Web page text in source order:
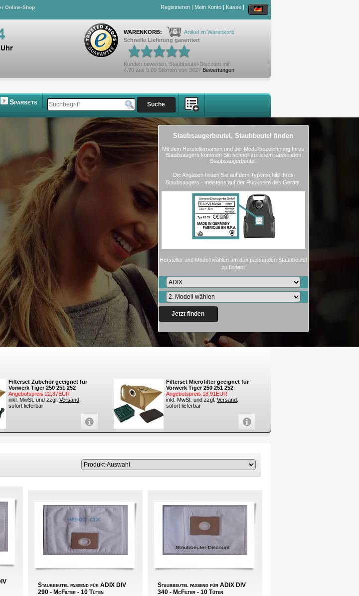
Online-Shop Registrieren | Mein Konto | Kasse |
WARENKORB: 0
Artikel im Warenkorb
Schnelle Lieferung garantiert
Kunden bewerten, Staubbeutel-Discount mit
4.70 aus 5.00 Sternen von 3627 Bewertungen
Sparsets
Staubsaugerbeutel, Staubbeutel finden
Mit dem Herstellernamen und der Modellbezeichnung Ihres
Staubsaugers kommen Sie schnell zu einem passenden
Staubsaugerbeutel.
Die Angaben finden Sie auf dem Typenschild Ihres
Staubsaugers - meistens auf der Rückseite des Geräts.
Hersteller und Modell wählen um den passenden Staubbeutel
zu finden!
Jetzt finden
Filterset Zubehör geeignet für
Vorwerk Tiger 250 251 252
Angebotspreis 22,87EUR
inkl. MwSt. und zzgl. Versand
sofort lieferbar
Filterset Microfilter geeignet für
Vorwerk Tiger 250 251 252
Angebotspreis 18,91EUR
inkl. MwSt. und zzgl. Versand
sofort lieferbar
Staubbeutel passend für ADIX DIV
290 - McFilter - 10 Tüten
Staubbeutel passend für ADIX DIV
340 - McFilter - 10 Tüten